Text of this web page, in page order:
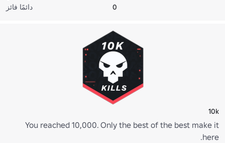
دائمًا فائز
0
10k
You reached 10,000. Only the best of the best make it
here.